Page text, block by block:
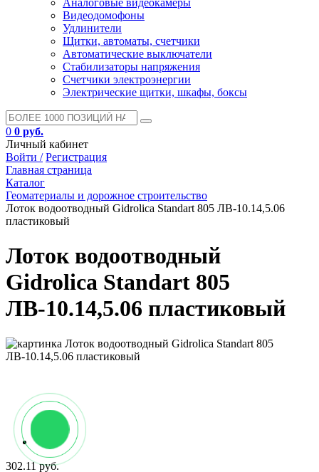
Видеодомофоны
Удлинители
Щитки, автоматы, счетчики
Автоматические выключатели
Стабилизаторы напряжения
Счетчики электроэнергии
Электрические щитки, шкафы, боксы
0 0 руб.
Личный кабинет
Войти / Регистрация
Главная страница
Каталог
Геоматериалы и дорожное строительство
Лоток водоотводный Gidrolica Standart 805 ЛВ-10.14,5.06
пластиковый
Лоток водоотводный
Gidrolica Standart 805
ЛВ-10.14,5.06 пластиковый
302.11 руб.